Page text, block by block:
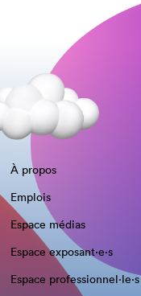
À propos
Emplois
Espace médias
Espace exposant·e⋅s
Espace professionnel·le⋅s